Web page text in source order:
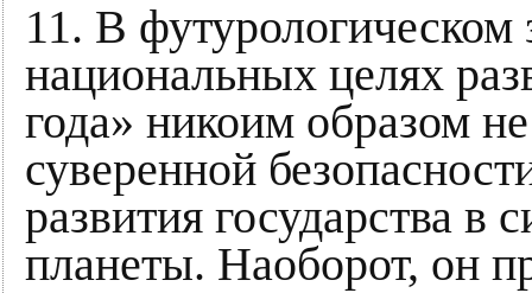
11. В
национальных целях
года» никоим образом
суверенной
развития государства в
планеты. Наоборот, он